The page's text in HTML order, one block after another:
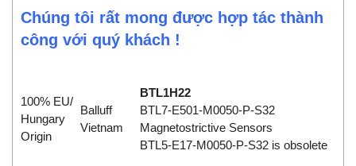
Chúng tôi rất mong được hợp tác thành
công với quý khách !
100% EU/
Hungary
Origin
Balluff
Vietnam
BTL1H22
BTL7-E501-M0050-P-S32
Magnetostrictive Sensors
BTL5-E17-M0050-P-S32 is obsolete